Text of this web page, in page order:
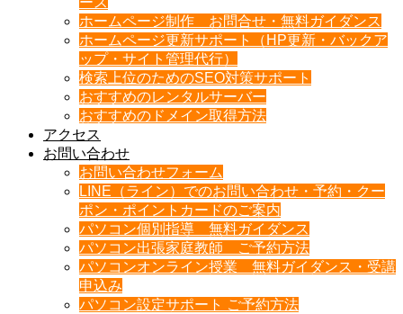
ホームページ制作 お問合せ・無料ガイダンス
ホームページ更新サポート（HP更新・バックア
ップ・サイト管理代行）
検索上位のためのSEO対策サポート
おすすめのレンタルサーバー
おすすめのドメイン取得方法
アクセス
お問い合わせ
お問い合わせフォーム
LINE（ライン）でのお問い合わせ・予約・クー
ポン・ポイントカードのご案内
パソコン個別指導 無料ガイダンス
パソコン出張家庭教師 ご予約方法
パソコンオンライン授業 無料ガイダンス・受講
申込み
パソコン設定サポート ご予約方法